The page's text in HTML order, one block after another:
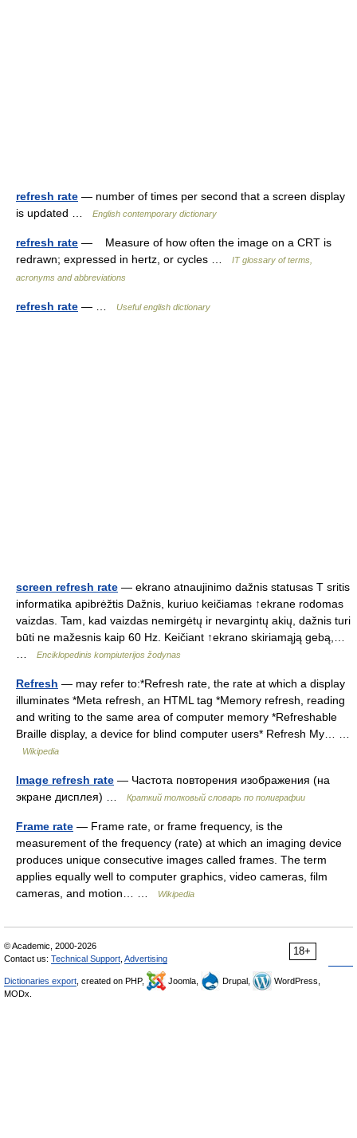
refresh rate — number of times per second that a screen display
is updated …
English contemporary dictionary
refresh rate — Measure of how often the image on a CRT is
redrawn; expressed in hertz, or cycles …
IT glossary of terms,
acronyms and abbreviations
refresh rate — … Useful english dictionary
screen refresh rate — ekrano atnaujinimo dažnis statusas T sritis
informatika apibrėžtis Dažnis, kuriuo keičiamas ↑ekrane rodomas
vaizdas. Tam, kad vaizdas nemirgėtų ir nevargintų akių, dažnis turi
būti ne mažesnis kaip 60 Hz. Keičiant ↑ekrano skiriamąją gebą,…
Enciklopedinis kompiuterijos žodynas
Refresh — may refer to:*Refresh rate, the rate at which a display
illuminates *Meta refresh, an HTML tag *Memory refresh, reading
and writing to the same area of computer memory *Refreshable
Braille display, a device for blind computer users* Refresh My… …
Wikipedia
Image refresh rate — Частота повторения изображения (на
экране дисплея) …
Краткий толковый словарь по полиграфии
Frame rate — Frame rate, or frame frequency, is the
measurement of the frequency (rate) at which an imaging device
produces unique consecutive images called frames. The term
applies equally well to computer graphics, video cameras, film
cameras, and motion… …
Wikipedia
18+
© Academic, 2000-2026
Contact us: Technical Support Advertising
Dictionaries export , created on PHP, Joomla, Drupal,
WordPress,
MODx.